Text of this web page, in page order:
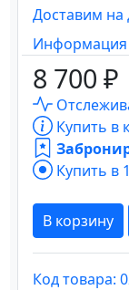
Доставим на
Информация
8 700 ₽
Купить в
Купить в
В корзину
Код товара: